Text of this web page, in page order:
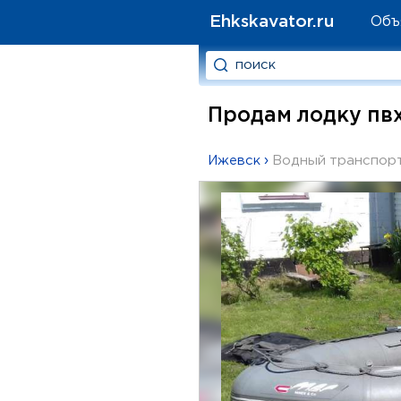
Ehkskavator.ru
Продам лодку
Ижевск › Водный